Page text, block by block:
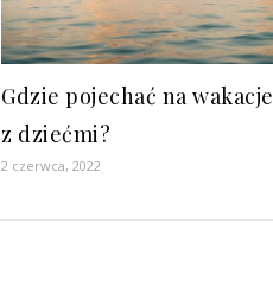
Gdzie pojechać na wakacje
z dziećmi?
2 czerwca, 2022